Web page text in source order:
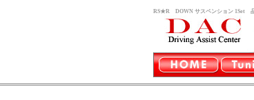
RS★R DOWN サスペンション 1Set 品